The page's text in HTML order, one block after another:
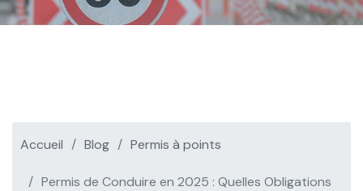
Accueil Blog Permis à points
Permis de Conduire en 2025 : Quelles Obligations